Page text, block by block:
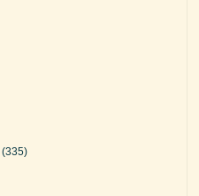
(335)